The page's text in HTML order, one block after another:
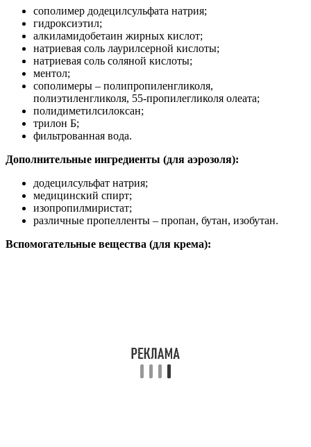
сополимер додецилсульфата натрия;
гидроксиэтил;
алкиламидобетаин жирных кислот;
натриевая соль лаурилсерной кислоты;
натриевая соль соляной кислоты;
ментол;
сополимеры – полипропиленгликоля,
полиэтиленгликоля, 55-пропилегликоля олеата;
полидиметилсилоксан;
трилон Б;
фильтрованная вода.
Дополнительные ингредиенты (для аэрозоля):
додецилсульфат натрия;
медицинский спирт;
изопропилмиристат;
различные пропелленты – пропан, бутан, изобутан.
Вспомогательные вещества (для крема):